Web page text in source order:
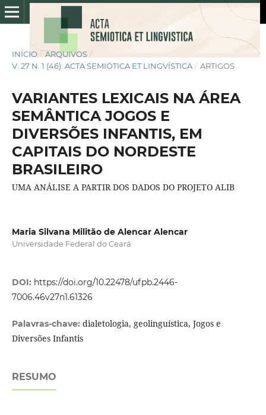
INÍCIO / ARQUIVOS /
V. 27 N. 1 (46): ACTA SEMIÓTICA ET LINGVÍSTICA / ARTIGOS
VARIANTES LEXICAIS NA ÁREA
SEMÂNTICA JOGOS E
DIVERSÕES INFANTIS, EM
CAPITAIS DO NORDESTE
BRASILEIRO
UMA ANÁLISE A PARTIR DOS DADOS DO PROJETO ALIB
Maria Silvana Militão de Alencar Alencar
Universidade Federal do Ceará
DOI: https://doi.org/10.22478/ufpb.2446-
7006.46v27n1.61326
Palavras-chave: dialetologia, geolinguística, Jogos e
Diversões Infantis
RESUMO